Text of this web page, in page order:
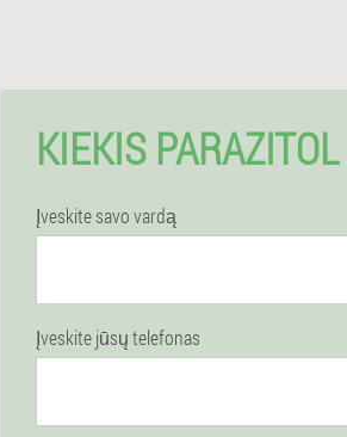
KIEKIS
Įveskite savo vardą
Įveskite jūsų telefonas